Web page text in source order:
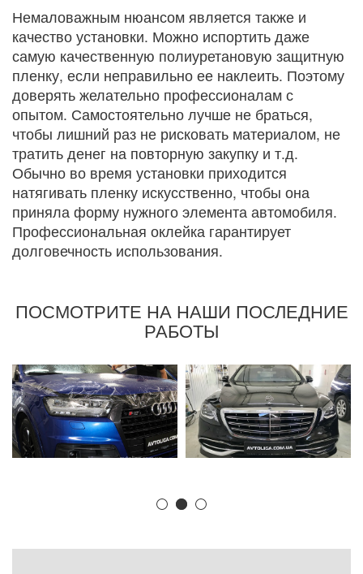
Немаловажным нюансом является также и
качество установки. Можно испортить даже
самую качественную полиуретановую защитную
пленку, если неправильно ее наклеить. Поэтому
доверять желательно профессионалам с
опытом. Самостоятельно лучше не браться,
чтобы лишний раз не рисковать материалом, не
тратить денег на повторную закупку и т.д.
Обычно во время установки приходится
натягивать пленку искусственно, чтобы она
приняла форму нужного элемента автомобиля.
Профессиональная оклейка гарантирует
долговечность использования.
ПОСМОТРИТЕ НА НАШИ ПОСЛЕДНИЕ
РАБОТЫ